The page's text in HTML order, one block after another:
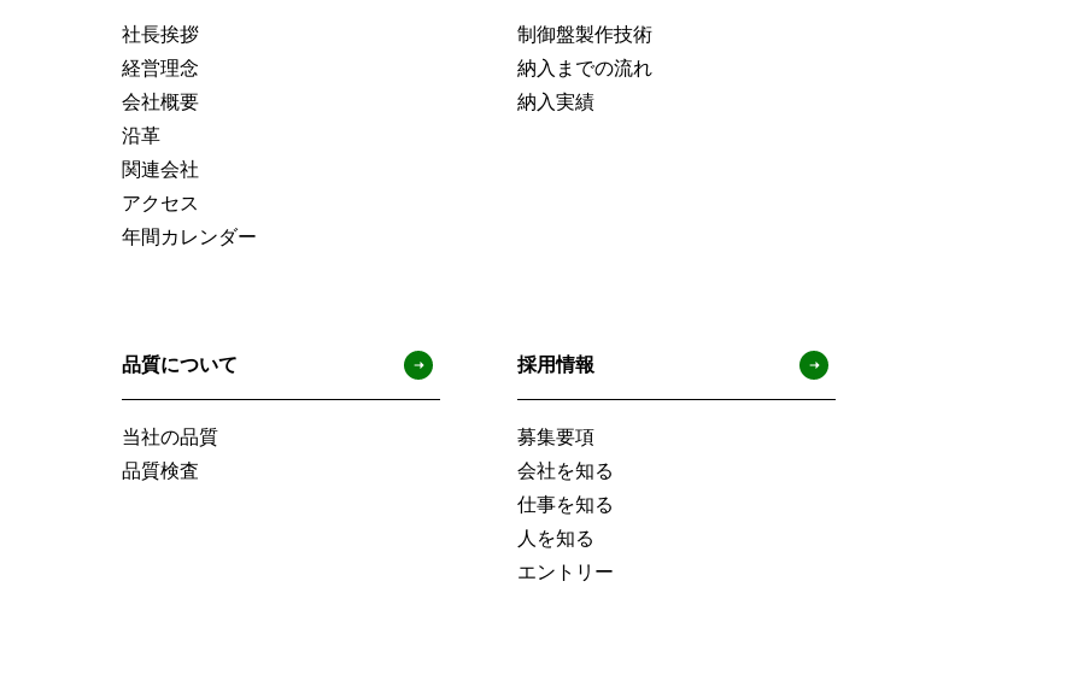
ッ
タ
ー
ト
マ
社長挨拶
経営理念
会社概要
沿革
関連会社
アクセス
年間カレンダー
制御盤製作技術
納入までの流れ
納入実績
品質について
当社の品質
品質検査
採用情報
募集要項
会社を知る
仕事を知る
人を知る
エントリー